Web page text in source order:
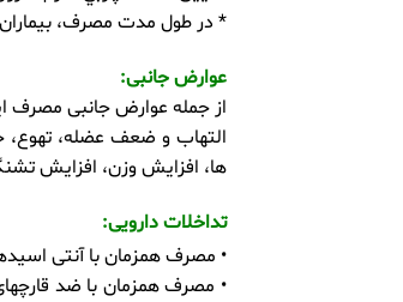
* در طول مدت مصرف، بيماران
عوارض جانبی:
از جمله عوارض جانبی مصرف
التهاب و ضعف عضله، تهوع،
ها، افزایش وزن، افزایش
تداخلات دارویی:
• مصرف همزمان با آنتی
• مصرف همزمان با ضد